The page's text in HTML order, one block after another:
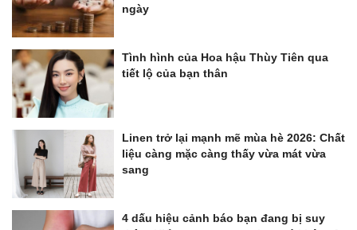
ngày
Tình hình của Hoa hậu Thùy Tiên qua
tiết lộ của bạn thân
Linen trở lại mạnh mẽ mùa hè 2026: Chất
liệu càng mặc càng thấy vừa mát vừa
sang
4 dấu hiệu cảnh báo bạn đang bị suy